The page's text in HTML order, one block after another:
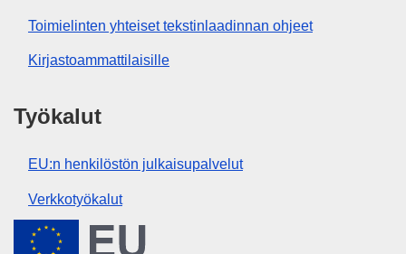
Toimielinten yhteiset tekstinlaadinnan ohjeet
Kirjastoammattilaisille
Työkalut
EU:n henkilöstön julkaisupalvelut
Verkkotyökalut
Euroopan unioni